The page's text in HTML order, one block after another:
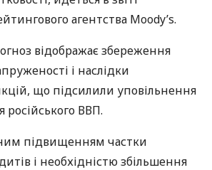
агентства Moody’s.
відображає збереження
і наслідки
що підсилили уповільнення
російського ВВП.
підвищенням частки
і необхідністю збільшення